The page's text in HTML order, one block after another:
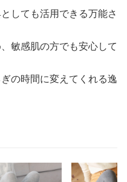
しても活用できる万能さ
敏感肌の方でも安心して
の時間に変えてくれる逸